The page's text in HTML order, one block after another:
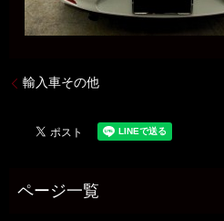
輸入車その他